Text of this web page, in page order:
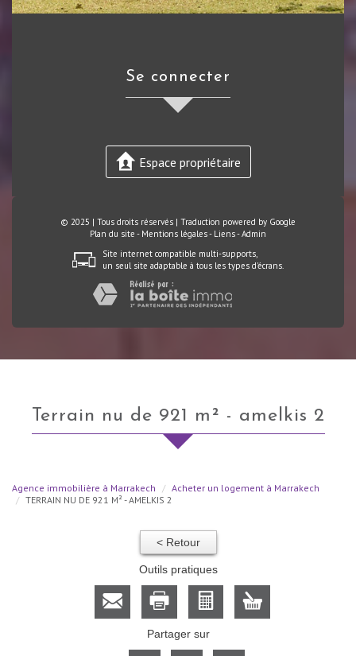
se connecter
Espace propriétaire
© 2025 | Tous droits réservés | Traduction powered by Google
Plan du site - Mentions légales- Liens-Admin
Site internet compatible multi-supports,
un seul site adaptable à tous les types d'écrans.
terrain nu de 921 m² - amelkis 2
Agence immobilière à Marrakech
Acheter un logement à Marrakech
TERRAIN NU DE 921 M² - AMELKIS 2
< Retour
Outils pratiques
Partager sur